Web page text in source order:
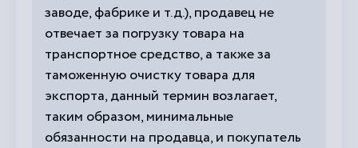
заводе, фабрике и т.д.), продавец не
отвечает за погрузку товара на
транспортное средство, а также за
таможенную очистку товара для
экспорта, данный термин возлагает,
таким образом, минимальные
обязанности на продавца, и покупатель